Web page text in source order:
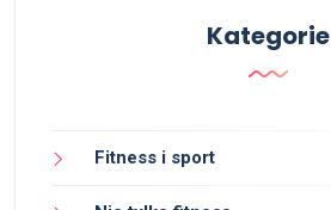
Kategorie
Fitness i sport